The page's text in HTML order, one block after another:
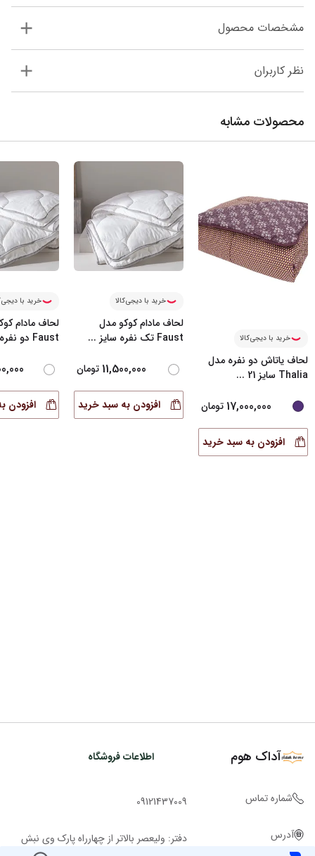
مشخصات محصول
نظر کاربران
محصولات مشابه
خرید با دیجی‌کالا
لحاف یاتاش دو نفره مدل
Thalia سایز 21
...
17,000,000 تومان
افزودن به سبد خرید
خرید با دیجی‌کالا
لحاف مادام کوکو مدل
Faust تک نفره سایز
...
11,500,000 تومان
افزودن به سبد خرید
خرید با
لحاف مادام
Faust دو نفره سایز
افزودن
آداک هوم اطلاعات فروشگاه
شماره تماس 09121437009
آدرس
دفتر: ولیعصر بالاتر از چهارراه پارک وی نبش